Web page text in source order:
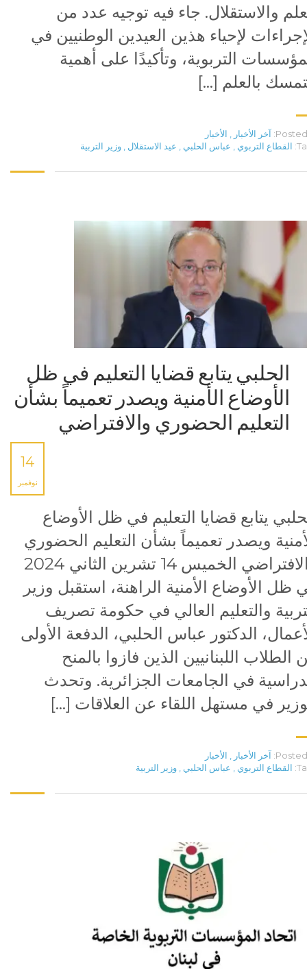
والاستقلال. جاء فيه توجيه عدد من
لإحياء هذين العيدين الوطنيين في
التربوية، وتأكيدًا على أهمية
بالعلم […]
Posted آخر الأخبار , الأخبار
القطاع التربوي , عباس الحلبي , عيد الاستقلال , وزير التربية
الحلبي يتابع قضايا التعليم في ظل
الأوضاع الأمنية ويصدر تعميماً بشأن
التعليم الحضوري والافتراضي
14
نوفمبر
يتابع قضايا التعليم في ظل الأوضاع
ويصدر تعميماً بشأن التعليم الحضوري
والافتراضي الخميس 14 تشرين الثاني 2024
ظل الأوضاع الأمنية الراهنة، استقبل وزير
والتعليم العالي في حكومة تصريف
الدكتور عباس الحلبي، الدفعة الأولى
الطلاب اللبنانيين الذين فازوا بالمنح
في الجامعات الجزائرية. وتحدث
في مستهل اللقاء عن العلاقات […]
Posted آخر الأخبار
الأخبار
القطاع التربوي عباس الحلبي وزير التربية